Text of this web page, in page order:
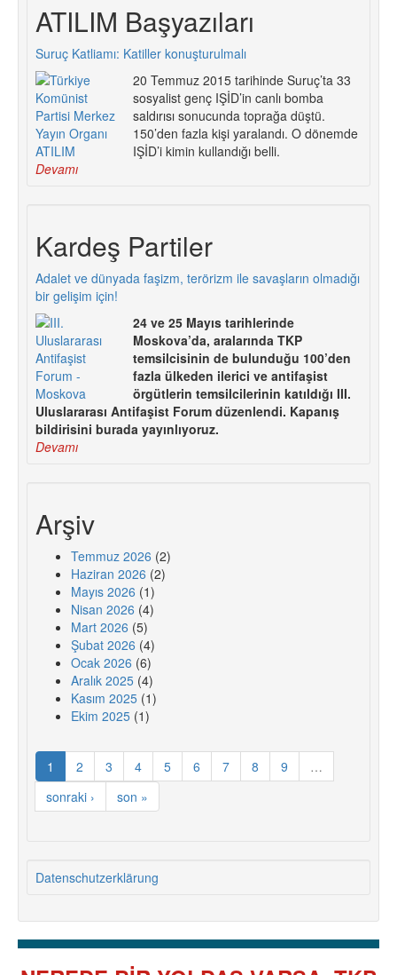
ATILIM Başyazıları
Suruç Katliamı: Katiller konuşturulmalı
20 Temmuz 2015 tarihinde Suruç’ta 33
sosyalist genç IŞİD’in canlı bomba
saldırısı sonucunda toprağa düştü.
150’den fazla kişi yaralandı. O dönemde
IŞİD’i kimin kullandığı belli.
Devamı
Kardeş Partiler
Adalet ve dünyada faşizm, terörizm ile savaşların olmadığı
bir gelişim için!
24 ve 25 Mayıs tarihlerinde
Moskova’da, aralarında TKP
temsilcisinin de bulunduğu 100’den
fazla ülkeden ilerici ve antifaşist
örgütlerin temsilcilerinin katıldığı III.
Uluslararası Antifaşist Forum düzenlendi. Kapanış
bildirisini burada yayınlıyoruz.
Devamı
Arşiv
Temmuz 2026 (2)
Haziran 2026 (2)
Mayıs 2026 (1)
Nisan 2026 (4)
Mart 2026 (5)
Şubat 2026 (4)
Ocak 2026 (6)
Aralık 2025 (4)
Kasım 2025 (1)
Ekim 2025 (1)
1 2 3 4 5 6 7 8 9
…
sonraki ›
son »
Datenschutzerklärung